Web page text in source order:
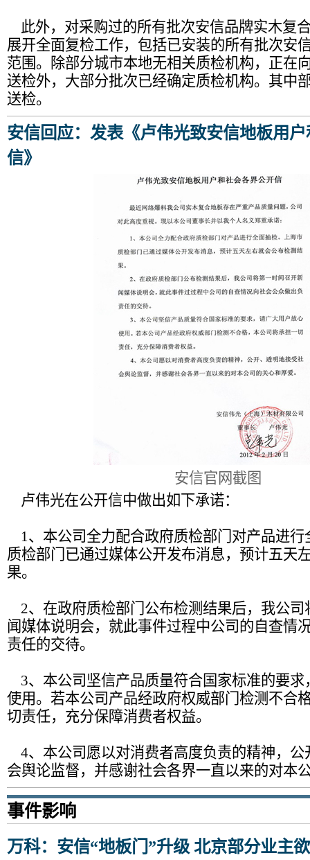
此外，对采购过的所有批次安信品牌实木复
展开全面复检工作，包括已安装的所有批次安
范围。除部分城市本地无相关质检机构，正在
送检外，大部分批次已经确定质检机构。其中
送检。
安信回应：发表《卢伟光致安信地板用
信》
安信官网截图
卢伟光在公开信中做出如下承诺：
1、本公司全力配合政府质检部门对产品进行
质检部门已通过媒体公开发布消息，预计五天
果。
2、在政府质检部门公布检测结果后，我公司
闻媒体说明会，就此事件过程中公司的自查情
责任的交待。
3、本公司坚信产品质量符合国家标准的要求
使用。若本公司产品经政府权威部门检测不合
切责任，充分保障消费者权益。
4、本公司愿以对消费者高度负责的精神，公
会舆论监督，并感谢社会各界一直以来的对本
事件影响
万科：安信“地板门”升级 北京部分业主